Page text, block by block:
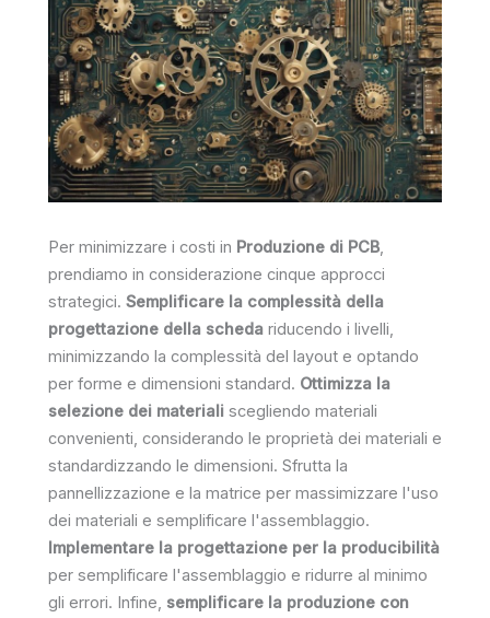
Per minimizzare i costi in Produzione di PCB,
prendiamo in considerazione cinque approcci
strategici. Semplificare la complessità della
progettazione della scheda riducendo i livelli,
minimizzando la complessità del layout e optando
per forme e dimensioni standard. Ottimizza la
selezione dei materiali scegliendo materiali
convenienti, considerando le proprietà dei materiali e
standardizzando le dimensioni. Sfrutta la
pannellizzazione e la matrice per massimizzare l'uso
dei materiali e semplificare l'assemblaggio.
Implementare la progettazione per la producibilità
per semplificare l'assemblaggio e ridurre al minimo
gli errori. Infine, semplificare la produzione con